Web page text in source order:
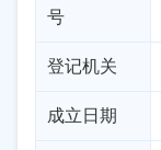
号
登记机关
成立日期